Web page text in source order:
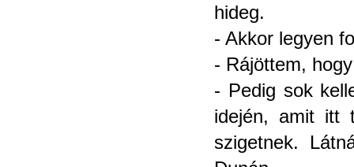
hideg.
- Akkor legyen
- Rájöttem,
- Pedig sok
idején, amit itt
szigetnek.